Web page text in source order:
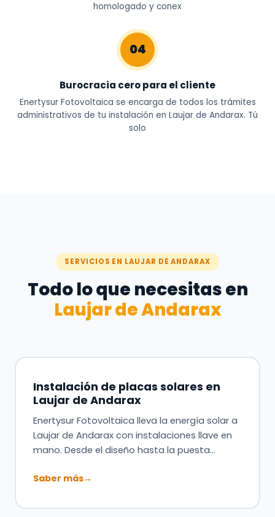
homologado y conex
04
Burocracia cero para el cliente
Enertysur Fotovoltaica se encarga de todos los trámites
administrativos de tu instalación en Laujar de Andarax. Tú
solo
SERVICIOS EN LAUJAR DE ANDARAX
Todo lo que necesitas en
Laujar de Andarax
Instalación de placas solares en
Laujar de Andarax
Enertysur Fotovoltaica lleva la energía solar a
Laujar de Andarax con instalaciones llave en
mano. Desde el diseño hasta la puesta…
Saber más→